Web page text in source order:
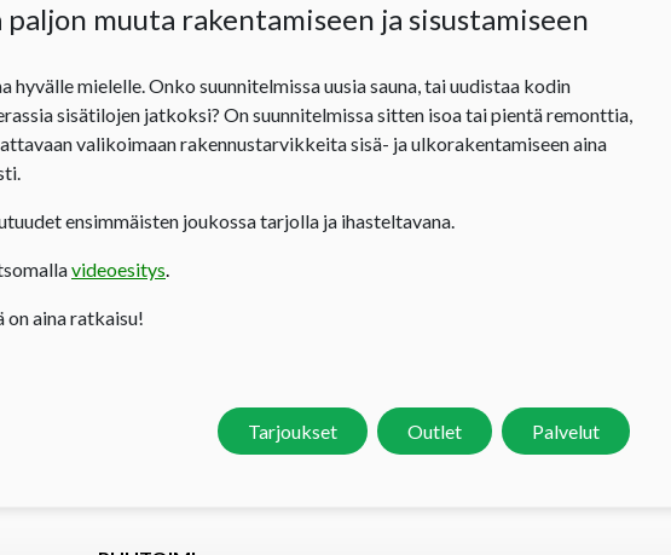
muuta rakentamiseen ja sisustamiseen
hyvälle mielelle. Onko suunnitelmissa uusia sauna, tai uudistaa kodin
sisätilojen jatkoksi? On suunnitelmissa sitten isoa tai pientä remonttia,
valikoimaan rakennustarvikkeita sisä- ja ulkorakentamiseen aina
ensimmäisten joukossa tarjolla ja ihasteltavana.
videoesitys.
on aina ratkaisu!
Tarjoukset Outlet Palvelut